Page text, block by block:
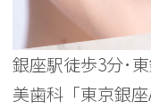
銀座駅徒歩3分･
美歯科「東京銀座